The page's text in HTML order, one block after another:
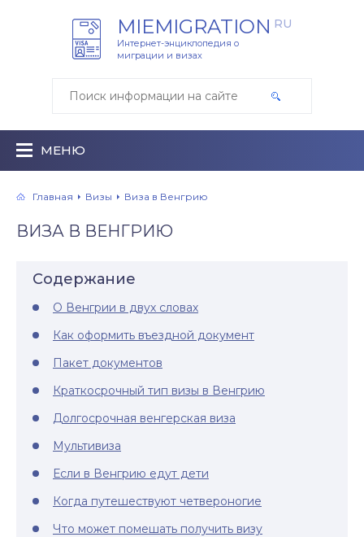
MIEMIGRATION RU
Интернет-энциклопедия о
миграции и визах
МЕНЮ
Главная Визы Виза в Венгрию
ВИЗА В ВЕНГРИЮ
Содержание
О Венгрии в двух словах
Как оформить въездной документ
Пакет документов
Краткосрочный тип визы в Венгрию
Долгосрочная венгерская виза
Мультивиза
Если в Венгрию едут дети
Когда путешествуют четвероногие
Что может помешать получить визу